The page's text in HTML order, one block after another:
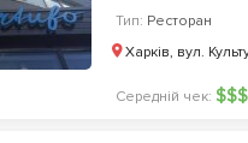
Тип: Ресторан
Харків, вул.
Середній чек: $$$